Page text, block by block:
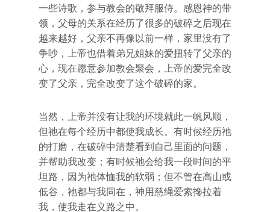
一些诗歌，参与教会的敬拜服侍。感恩神的带
领，父母的关系在经历了很多的破碎之后现在
越来越好，父亲不再像以前一样，家里没有了
争吵，上帝也借着弟兄姐妹的爱扭转了父亲的
心，现在愿意参加教会聚会，上帝的爱完全改
变了父亲，完全改变了这个破碎的家。
当然，上帝并没有让我的环境就此一帆风顺，
但祂在每个经历中都使我成长。有时候经历祂
的打磨，在破碎中清楚看到自己里面的问题，
并帮助我改变；有时候祂会给我一段时间的平
坦路，因为祂体恤我的软弱；但不管在高山或
低谷，祂都与我同在，神用慈绳爱索搀拉着
我，使我走在义路之中。